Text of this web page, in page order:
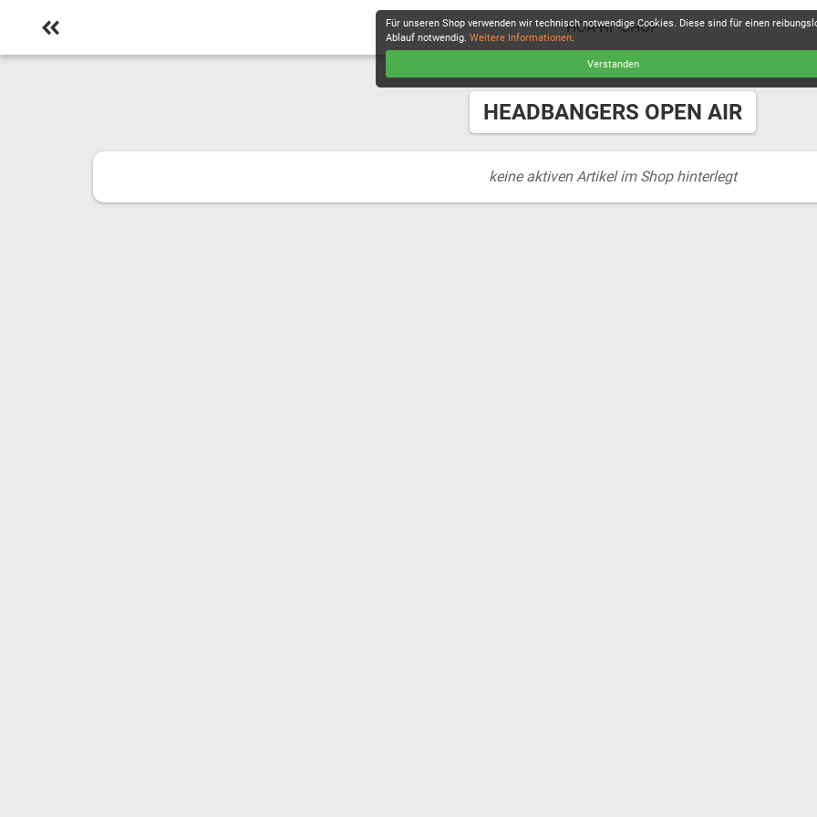
HOA-HF-SHOP
HEADBANGERS OPEN AIR
keine aktiven Artikel im Shop hinterlegt
Für unseren Shop verwenden wir technisch notwendige Cookies. Diese sind für einen
Ablauf notwendig. Weitere Informationen.
Verstanden